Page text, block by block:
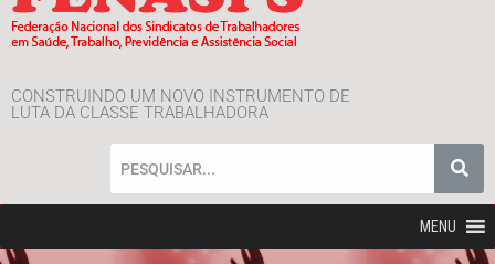
CONSTRUINDO UM NOVO INSTRUMENTO DE
LUTA DA CLASSE TRABALHADORA
MENU